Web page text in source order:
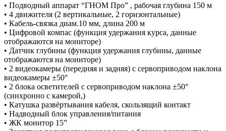
• Подводный аппарат “ГНОМ Про” , рабочая глубина 150 м
• 4 движителя (2 вертикальные, 2 горизонтальные)
• Кабель-связка диам.10 мм, длина 200 м
• Цифровой компас (функция удержания курса, данные
отображаются на мониторе)
• Датчик глубины (функция удержания глубины, данные
отображаются на мониторе)
• 2 видеокамеры (передняя и задняя) с сервоприводом наклона
видеокамеры ±50°
• 2 блока осветителей с сервоприводом наклона ±50°
(синхронно с камерой,)
• Катушка развёртывания кабеля, скользящий контакт
• Надводный блок управления/питания
• ЖК монитор 15”